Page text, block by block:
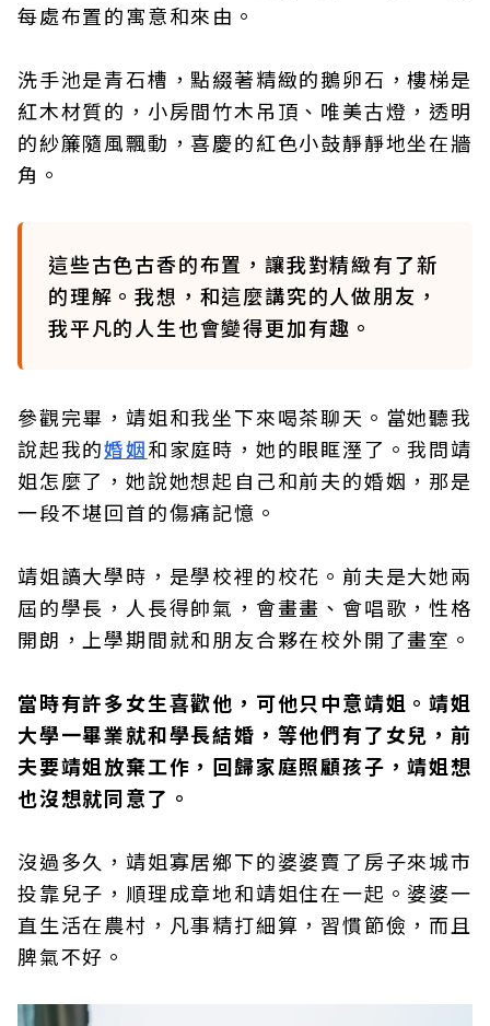
每處布置的寓意和來由。
洗手池是青石槽，點綴著精緻的鵝卵石，樓梯是
紅木材質的，小房間竹木吊頂、唯美古燈，透明
的紗簾隨風飄動，喜慶的紅色小鼓靜靜地坐在牆
角。
這些古色古香的布置，讓我對精緻有了新
的理解。我想，和這麼講究的人做朋友，
我平凡的人生也會變得更加有趣。
參觀完畢，靖姐和我坐下來喝茶聊天。當她聽我
說起我的婚姻和家庭時，她的眼眶溼了。我問靖
姐怎麼了，她說她想起自己和前夫的婚姻，那是
一段不堪回首的傷痛記憶。
靖姐讀大學時，是學校裡的校花。前夫是大她兩
屆的學長，人長得帥氣，會畫畫、會唱歌，性格
開朗，上學期間就和朋友合夥在校外開了畫室。
當時有許多女生喜歡他，可他只中意靖姐。靖姐
大學一畢業就和學長結婚，等他們有了女兒，前
夫要靖姐放棄工作，回歸家庭照顧孩子，靖姐想
也沒想就同意了。
沒過多久，靖姐寡居鄉下的婆婆賣了房子來城市
投靠兒子，順理成章地和靖姐住在一起。婆婆一
直生活在農村，凡事精打細算，習慣節儉，而且
脾氣不好。